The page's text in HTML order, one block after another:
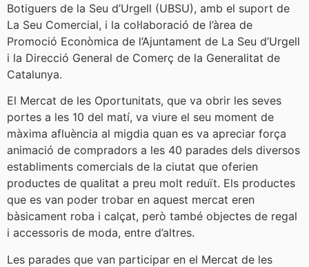
Botiguers de la Seu d’Urgell (UBSU), amb el suport de
La Seu Comercial, i la col·laboració de l’àrea de
Promoció Econòmica de l’Ajuntament de La Seu d’Urgell
i la Direcció General de Comerç de la Generalitat de
Catalunya.
El Mercat de les Oportunitats, que va obrir les seves
portes a les 10 del matí, va viure el seu moment de
màxima afluència al migdia quan es va apreciar força
animació de compradors a les 40 parades dels diversos
establiments comercials de la ciutat que oferien
productes de qualitat a preu molt reduït. Els productes
que es van poder trobar en aquest mercat eren
bàsicament roba i calçat, però també objectes de regal
i accessoris de moda, entre d’altres.
Les parades que van participar en el Mercat de les